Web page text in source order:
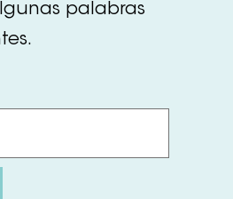
palabras